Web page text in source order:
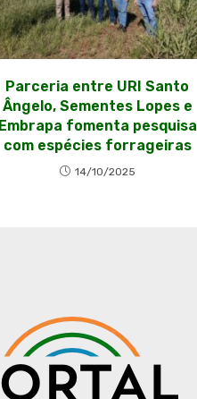
Parceria entre URI Santo
Ângelo, Sementes Lopes e
Embrapa fomenta pesquisa
com espécies forrageiras
14/10/2025